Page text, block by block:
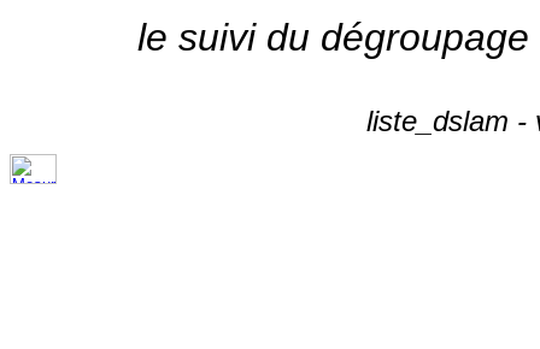
le suivi du
liste_dslam -